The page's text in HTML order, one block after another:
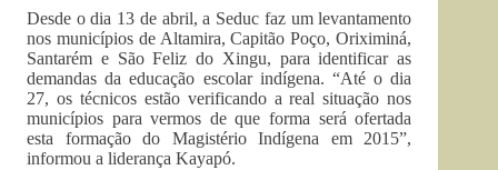
Desde o dia 13 de abril, a Seduc faz um levantamento
nos municípios de Altamira, Capitão Poço, Oriximiná,
Santarém e São Feliz do Xingu, para identificar as
demandas da educação escolar indígena. “Até o dia
27, os técnicos estão verificando a real situação nos
municípios para vermos de que forma será ofertada
esta formação do Magistério Indígena em 2015”,
informou a liderança Kayapó.